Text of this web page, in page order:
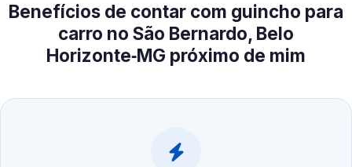
Benefícios de contar com guincho para
carro no São Bernardo, Belo
Horizonte‑MG próximo de mim